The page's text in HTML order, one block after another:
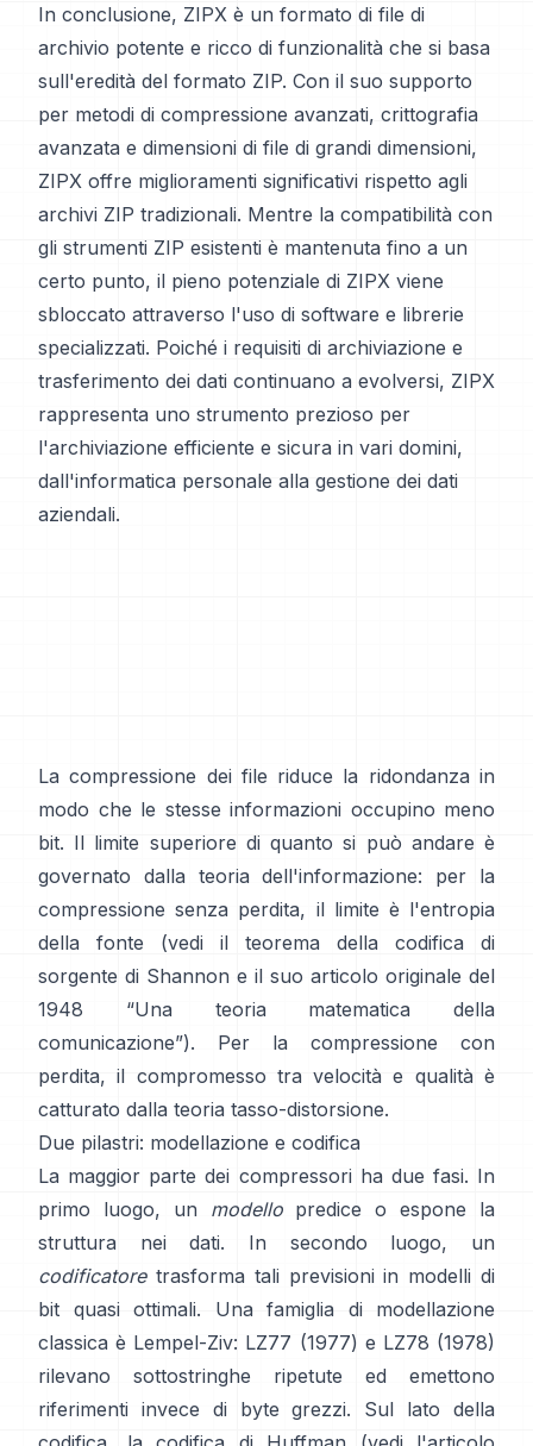
In conclusione, ZIPX è un formato di file di
archivio potente e ricco di funzionalità che si basa
sull'eredità del formato ZIP. Con il suo supporto
per metodi di compressione avanzati, crittografia
avanzata e dimensioni di file di grandi dimensioni,
ZIPX offre miglioramenti significativi rispetto agli
archivi ZIP tradizionali. Mentre la compatibilità con
gli strumenti ZIP esistenti è mantenuta fino a un
certo punto, il pieno potenziale di ZIPX viene
sbloccato attraverso l'uso di software e librerie
specializzati. Poiché i requisiti di archiviazione e
trasferimento dei dati continuano a evolversi, ZIPX
rappresenta uno strumento prezioso per
l'archiviazione efficiente e sicura in vari domini,
dall'informatica personale alla gestione dei dati
aziendali.
La compressione dei file riduce la ridondanza in
modo che le stesse informazioni occupino meno
bit. Il limite superiore di quanto si può andare è
governato dalla teoria dell'informazione: per la
compressione senza perdita, il limite è l'entropia
della fonte (vedi il
teorema della codifica di
sorgente di Shannon e il suo articolo originale del
1948
“Una teoria matematica della
comunicazione”). Per la compressione con
perdita, il compromesso tra velocità e qualità è
catturato dalla teoria tasso-distorsione.
Due pilastri: modellazione e codifica
La maggior parte dei compressori ha due fasi. In
primo luogo, un modellopredice o espone la
struttura nei dati. In secondo luogo, un
codificatoretrasforma tali previsioni in modelli di
bit quasi ottimali. Una famiglia di modellazione
classica è Lempel-Ziv: LZ77 (1977) e LZ78 (1978)
rilevano sottostringhe ripetute ed emettono
riferimenti invece di byte grezzi. Sul lato della